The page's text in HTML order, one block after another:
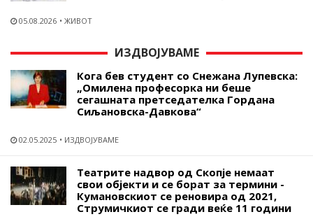
05.08.2026 ЖИВОТ
ИЗДВОЈУВАМЕ
Кога бев студент со Снежана Лупевска:
„Омилена професорка ни беше
сегашната претседателка Гордана
Сиљановска-Давкова“
02.05.2025 ИЗДВОЈУВАМЕ
Театрите надвор од Скопје немаат
свои објекти и се борат за термини -
Кумановскиот се реновира од 2021,
Струмичкиот се гради веќе 11 години